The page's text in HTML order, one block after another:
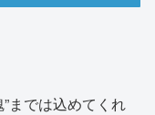
までは込めてくれ